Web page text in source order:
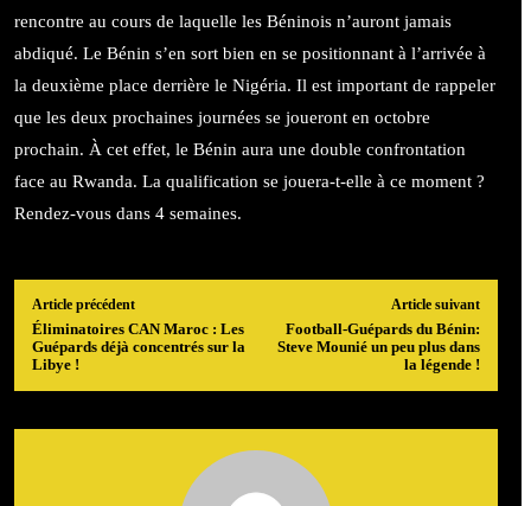
rencontre au cours de laquelle les Béninois n’auront jamais
abdiqué. Le Bénin s’en sort bien en se positionnant à l’arrivée à
la deuxième place derrière le Nigéria. Il est important de rappeler
que les deux prochaines journées se joueront en octobre
prochain. À cet effet, le Bénin aura une double confrontation
face au Rwanda. La qualification se jouera-t-elle à ce moment ?
Rendez-vous dans 4 semaines.
Article précédent
Éliminatoires CAN Maroc : Les
Guépards déjà concentrés sur la
Libye !
Article suivant
Football-Guépards du Bénin:
Steve Mounié un peu plus dans
la légende !